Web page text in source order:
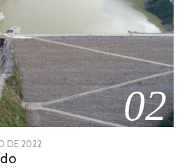
02
DE 2022